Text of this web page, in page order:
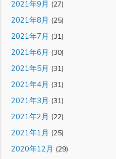
2021年9月 (27)
2021年8月 (25)
2021年7月 (31)
2021年6月 (30)
2021年5月 (31)
2021年4月 (31)
2021年3月 (31)
2021年2月 (22)
2021年1月 (25)
2020年12月 (29)